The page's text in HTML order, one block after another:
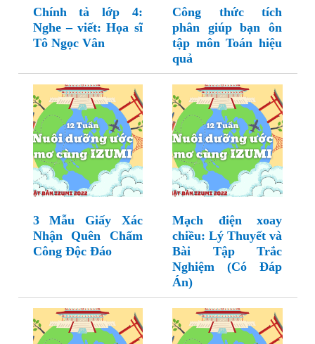
Chính tả lớp 4:
Nghe – viết: Họa sĩ
Tô Ngọc Vân
Công thức tích
phân giúp bạn ôn
tập môn Toán hiệu
quả
3 Mẫu Giấy Xác
Nhận Quên Chấm
Công Độc Đáo
Mạch điện xoay
chiều: Lý Thuyết và
Bài Tập Trắc
Nghiệm (Có Đáp
Án)